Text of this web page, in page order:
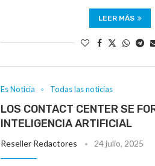
LEER MÁS
Es Noticia Todas las noticias
LOS CONTACT CENTER SE
INTELIGENCIA ARTIFICIAL
Reseller Redactores 24 julio, 2025